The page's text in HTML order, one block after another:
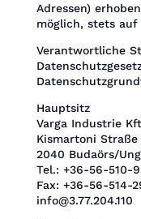
Adressen)
möglich, stets
Verantwortliche
Hauptsitz
Varga Industrie Kft
Kismartoni Straße
2040 Budaörs/
Tel.: +36-56-510-
Fax: +36-56-514-
info@3.77.204.110